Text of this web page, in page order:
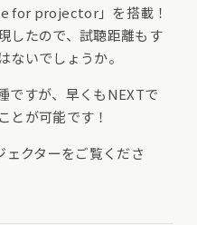
for projector」を搭載！
したので、試聴距離もす
ないでしょうか。
ですが、早くもNEXTで
とが可能です！
クターをご覧くださ